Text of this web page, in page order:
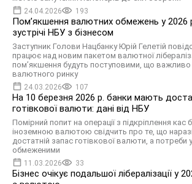
24.04.2026 193
Пом’якшення валютних обмежень у 2026
зустрічі НБУ з бізнесом
Заступник Голови Нацбанку Юрій Гелетій
працює над новим пакетом валютної
пом’якшення будуть поступовими, що важливо
валютного ринку
24.03.2026 107
На 10 березня 2026 р. банки мають
готівкової валюти: дані від НБУ
Помірний попит на операції з підкріплення кас
іноземною валютою свідчить про те, що
достатній запас готівкової валюти, а потреби у
обмеженими
11.03.2026 33
Бізнес очікує подальшої лібералізації у